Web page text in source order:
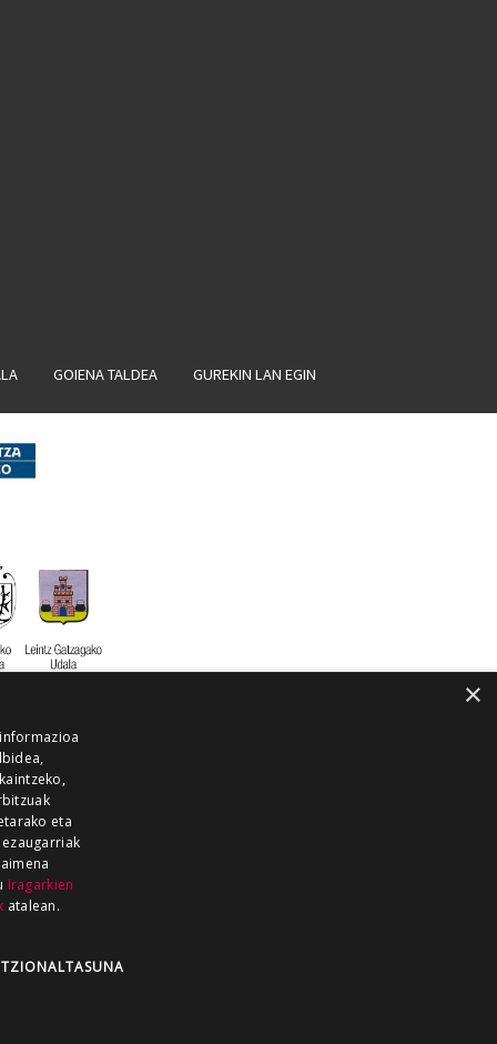
GOIENA TALDEA GUREKIN LAN EGIN
GUKA
GUKA ZUMAIA GUKA
×
eta
Iragarkien
atalean.